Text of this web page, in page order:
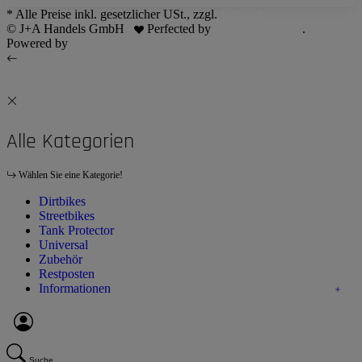
* Alle Preise inkl. gesetzlicher USt., zzgl.
© J+A Handels GmbH
Perfected by
.
Powered by
Alle Kategorien
Wählen Sie eine Kategorie!
Dirtbikes
Streetbikes
Tank Protector
Universal
Zubehör
Restposten
Informationen